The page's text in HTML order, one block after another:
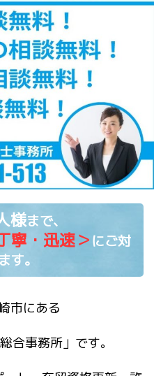
様まで、
寧・迅速＞にご対
す。
市にある
合事務所」です。